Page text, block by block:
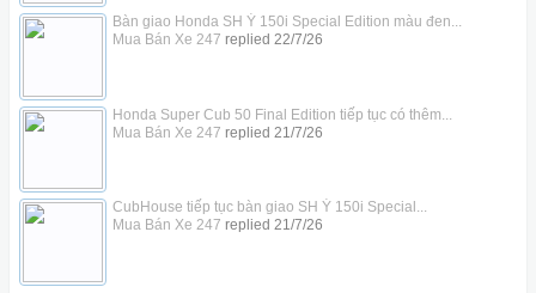
Bàn giao Honda SH Ý 150i Special Edition màu đen...
Mua Bán Xe 247 replied 22/7/26
Honda Super Cub 50 Final Edition tiếp tục có thêm...
Mua Bán Xe 247 replied 21/7/26
CubHouse tiếp tục bàn giao SH Ý 150i Special...
Mua Bán Xe 247 replied 21/7/26